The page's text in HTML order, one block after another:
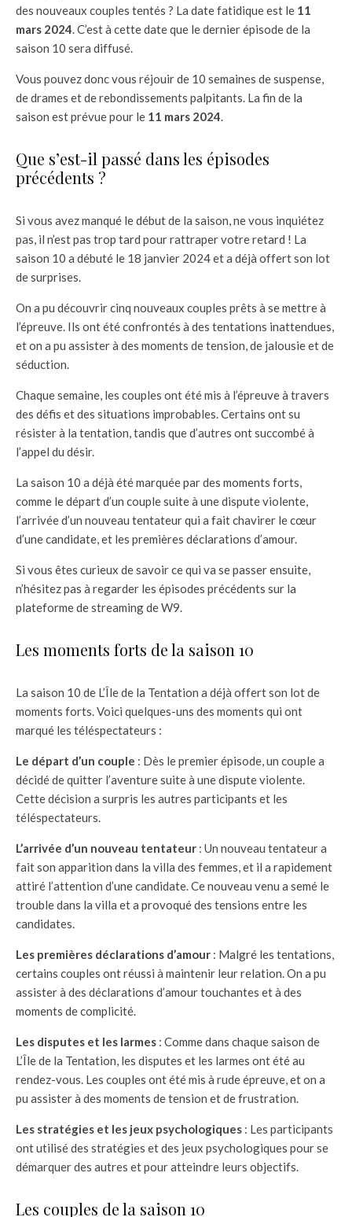
des nouveaux couples tentés ? La date fatidique est le 11
mars 2024. C’est à cette date que le dernier épisode de la
saison 10 sera diffusé.
Vous pouvez donc vous réjouir de 10 semaines de suspense,
de drames et de rebondissements palpitants. La fin de la
saison est prévue pour le 11 mars 2024.
Que s’est-il passé dans les épisodes
précédents ?
Si vous avez manqué le début de la saison, ne vous inquiétez
pas, il n’est pas trop tard pour rattraper votre retard ! La
saison 10 a débuté le 18 janvier 2024 et a déjà offert son lot
de surprises.
On a pu découvrir cinq nouveaux couples prêts à se mettre à
l’épreuve. Ils ont été confrontés à des tentations inattendues,
et on a pu assister à des moments de tension, de jalousie et de
séduction.
Chaque semaine, les couples ont été mis à l’épreuve à travers
des défis et des situations improbables. Certains ont su
résister à la tentation, tandis que d’autres ont succombé à
l’appel du désir.
La saison 10 a déjà été marquée par des moments forts,
comme le départ d’un couple suite à une dispute violente,
l’arrivée d’un nouveau tentateur qui a fait chavirer le cœur
d’une candidate, et les premières déclarations d’amour.
Si vous êtes curieux de savoir ce qui va se passer ensuite,
n’hésitez pas à regarder les épisodes précédents sur la
plateforme de streaming de W9.
Les moments forts de la saison 10
La saison 10 de L’Île de la Tentation a déjà offert son lot de
moments forts. Voici quelques-uns des moments qui ont
marqué les téléspectateurs :
Le départ d’un couple : Dès le premier épisode, un couple a
décidé de quitter l’aventure suite à une dispute violente.
Cette décision a surpris les autres participants et les
téléspectateurs.
L’arrivée d’un nouveau tentateur : Un nouveau tentateur a
fait son apparition dans la villa des femmes, et il a rapidement
attiré l’attention d’une candidate. Ce nouveau venu a semé le
trouble dans la villa et a provoqué des tensions entre les
candidates.
Les premières déclarations d’amour : Malgré les tentations,
certains couples ont réussi à maintenir leur relation. On a pu
assister à des déclarations d’amour touchantes et à des
moments de complicité.
Les disputes et les larmes : Comme dans chaque saison de
L’Île de la Tentation, les disputes et les larmes ont été au
rendez-vous. Les couples ont été mis à rude épreuve, et on a
pu assister à des moments de tension et de frustration.
Les stratégies et les jeux psychologiques : Les participants
ont utilisé des stratégies et des jeux psychologiques pour se
démarquer des autres et pour atteindre leurs objectifs.
Les couples de la saison 10